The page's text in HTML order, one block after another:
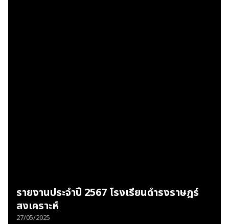
รายงานประจำปี 2567 โรงเรียนดำรงราษฎร์
สงเคราะห์
27/05/2025